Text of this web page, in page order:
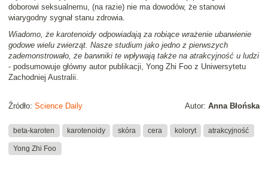
doborowi seksualnemu, (na razie) nie ma dowodów, że stanowi
wiarygodny sygnał stanu zdrowia.
Wiadomo, że karotenoidy odpowiadają za robiące wrażenie ubarwienie
godowe wielu zwierząt. Nasze studium jako jedno z pierwszych
zademonstrowało, że barwniki te wpływają także na atrakcyjność u ludzi
- podsumowuje główny autor publikacji, Yong Zhi Foo z Uniwersytetu
Zachodniej Australii.
Autor: Anna Błońska
Źródło: Science Daily
beta-karoten karotenoidy skóra cera koloryt atrakcyjność
Yong Zhi Foo